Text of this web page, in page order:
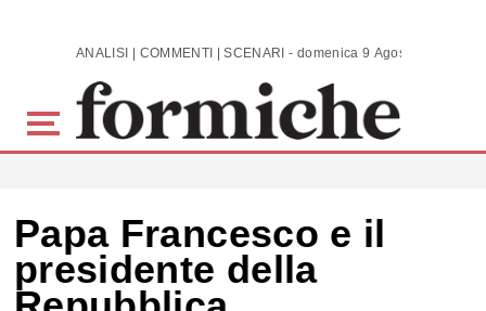
Skip to main content ANALISI | COMMENTI | SCENARI - domenica 9 Agosto 2026
Papa Francesco e il
presidente della